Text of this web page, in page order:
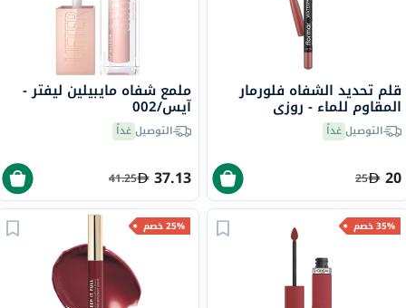
قلم تحديد الشفاه فلورمار
المقاوم للماء - روزي
ساند/237التوصيلغداً
20
25
ملمع شفاه مايبيلين ليفتر -
آيس/002
التوصيلغداً
37.13
41.25
35% خصم 25% خصم